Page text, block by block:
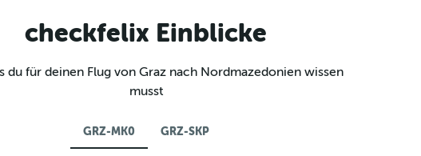
checkfelix Einblicke
du für deinen Flug von Graz nach Nordmazedonien wissen
musst
GRZ-MK0 GRZ-SKP